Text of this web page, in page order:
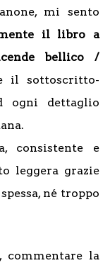
mi sento
il libro a
bellico /
il sottoscritto-
ogni dettaglio
consistente e
leggera grazie
né troppo
commentare la